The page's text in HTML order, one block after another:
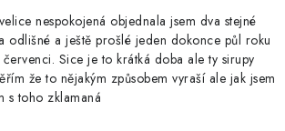
údajů
Doprava a platba
o nákupu
nespokojená objednala jsem dva stejné
odlišné a ještě prošlé jeden dokonce půl roku
Sice je to krátká doba ale ty sirupy
že to nějakým způsobem vyraší ale jak jsem
s toho zklamaná